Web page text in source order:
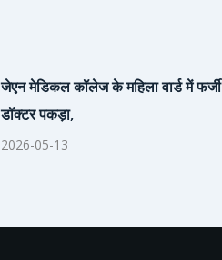
जेएन मेडिकल कॉलेज के महिला वार्ड में फर्जी
डॉक्टर पकड़ा,
2026-05-13